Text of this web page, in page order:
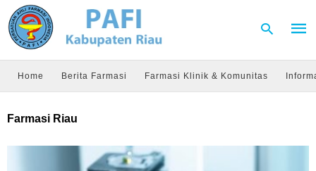
Home Berita Farmasi Farmasi Klinik & Komunitas
Farmasi Riau